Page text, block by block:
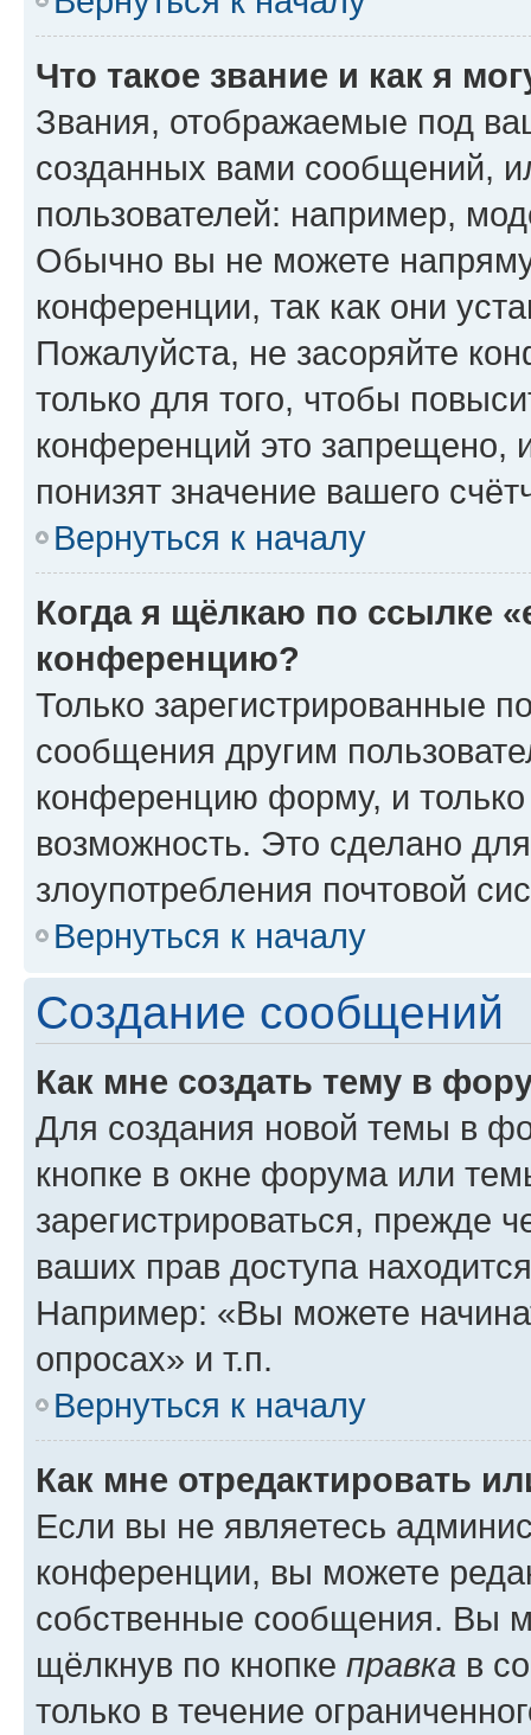
Что такое звание и как я
Звания, отображаемые под
созданных вами сообщений,
пользователей: например,
Обычно вы не можете
конференции, так как они
Пожалуйста, не засоряйте
только для того, чтобы
конференций это запрещено,
понизят значение вашего
Вернуться к началу
Когда я щёлкаю по ссылке
конференцию?
Только зарегистрированные
сообщения другим
конференцию форму, и
возможность. Это сделано
злоупотребления почтовой
Вернуться к началу
Создание сообщений
Как мне создать тему в
Для создания новой темы в
кнопке в окне форума или
зарегистрироваться, прежде
ваших прав доступа
Например: «Вы можете
опросах» и т.п.
Вернуться к началу
Как мне отредактировать
Если вы не являетесь
конференции, вы можете
собственные сообщения. Вы
щёлкнув по кнопке правка в
только в течение